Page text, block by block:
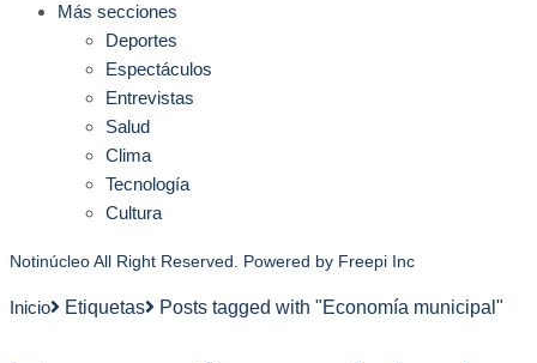
Más secciones
Deportes
Espectáculos
Entrevistas
Salud
Clima
Tecnología
Cultura
Notinúcleo All Right Reserved. Powered by Freepi Inc
Inicio Etiquetas Posts tagged with "Economía municipal"